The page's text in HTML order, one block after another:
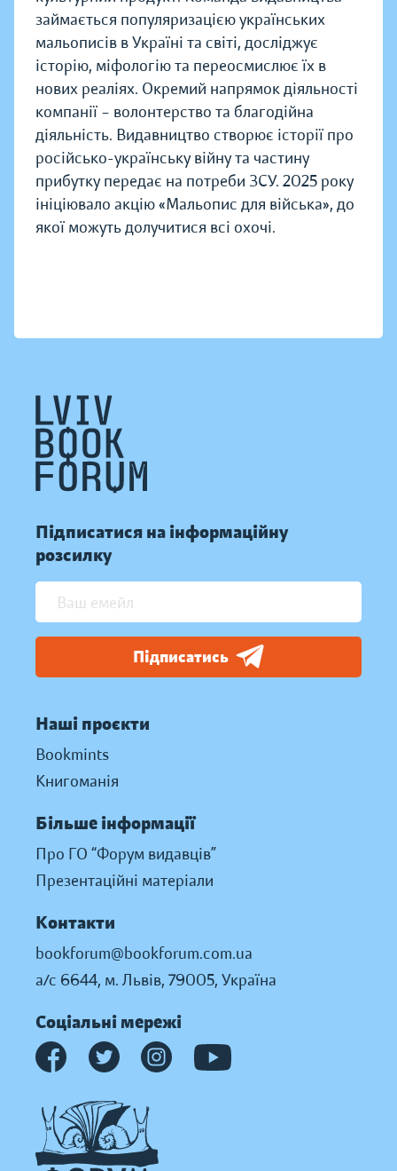
займається популяризацією українських
мальописів в Україні та світі, досліджує
історію, міфологію та переосмислює їх в
нових реаліях. Окремий напрямок діяльності
компанії – волонтерство та благодійна
діяльність. Видавництво створює історії про
російсько-українську війну та частину
прибутку передає на потреби ЗСУ. 2025 року
ініціювало акцію «Мальопис для війська», до
якої можуть долучитися всі охочі.
Підписатися на інформаційну
розсилку
Підписатись
Наші проєкти
Bookmints
Книгоманія
Більше інформації
Про ГО “Форум видавців”
Презентаційні матеріали
Контакти
bookforum@bookforum.com.ua
а/с 6644, м. Львів, 79005, Україна
Соціальні мережі